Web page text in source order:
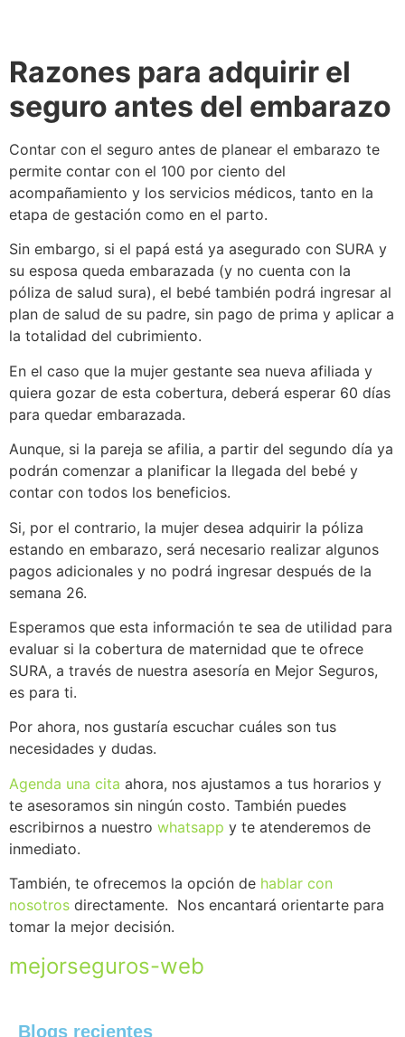
Razones para adquirir el
seguro antes del embarazo
Contar con el seguro antes de planear el embarazo te
permite contar con el 100 por ciento del
acompañamiento y los servicios médicos, tanto en la
etapa de gestación como en el parto.
Sin embargo, si el papá está ya asegurado con SURA y
su esposa queda embarazada (y no cuenta con la
póliza de salud sura), el bebé también podrá ingresar al
plan de salud de su padre, sin pago de prima y aplicar a
la totalidad del cubrimiento.
En el caso que la mujer gestante sea nueva afiliada y
quiera gozar de esta cobertura, deberá esperar 60 días
para quedar embarazada.
Aunque, si la pareja se afilia, a partir del segundo día ya
podrán comenzar a planificar la llegada del bebé y
contar con todos los beneficios.
Si, por el contrario, la mujer desea adquirir la póliza
estando en embarazo, será necesario realizar algunos
pagos adicionales y no podrá ingresar después de la
semana 26.
Esperamos que esta información te sea de utilidad para
evaluar si la cobertura de maternidad que te ofrece
SURA, a través de nuestra asesoría en Mejor Seguros,
es para ti.
Por ahora, nos gustaría escuchar cuáles son tus
necesidades y dudas.
Agenda una cita ahora, nos ajustamos a tus horarios y
te asesoramos sin ningún costo. También puedes
escribirnos a nuestro whatsapp y te atenderemos de
inmediato.
También, te ofrecemos la opción de hablar con
nosotros directamente. Nos encantará orientarte para
tomar la mejor decisión.
mejorseguros-web
Blogs recientes